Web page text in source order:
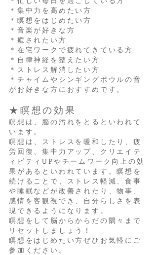
＊集中力を高めたい方
＊瞑想をはじめたい方
＊音楽が好きな方
＊癒されたい方
＊在宅ワークで疲れてきている方
＊自律神経を整えたい方
＊ストレス解消したい方
＊チャイムやシンギングボウルの音
がお好きな方におすすめです。
★瞑想の効果
瞑想は、脳の汚れをとるといわれて
います。
瞑想は、ストレスを暖和したり、疲
労回復、集中力アップ、クリエイテ
ィビティUPやチームワーク向上の効
果があるといわれています。瞑想を
続けることで、ストレス軽減、食事
や睡眠などが改善されたり、物事、
感情を客観視でき、自分らしさを表
現できるようになります。
瞑想をして脳からからだの隅々まで
リセットしましょう！
瞑想をはじめたい方ぜひお気軽にご
参加ください。